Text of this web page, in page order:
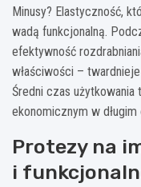
Minusy? Elastyczność,
wadą funkcjonalną.
efektywność
właściwości –
Średni czas
ekonomicznym w długim
Protezy na
i